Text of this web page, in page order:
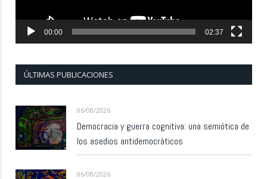
00:00 02:37
ÚLTIMAS PUBLICACIONES
06/08/2026
Democracia y guerra cognitiva: una semiótica de
los asedios antidemocráticos
06/08/2026